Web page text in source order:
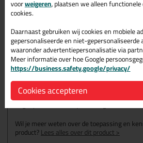
Sikaflex 84 UV+
300ml in Bruin
Zoek je kit in een specifieke kleur?
beglazingskit Sikaflex 84 UV+ koker 300ml in
gebruiken voor verschillende toepassingen.
veelzijdige kit welke makkelijk te verwerken
bijpassende kleur zoekt met gegarandeerd
Bestel de Sikaflex 84 UV+ koker 300ml in
nog! Op voorraad en op werkdagen besteld
Wil je meer weten over de toepassing en
product?Lees alles over dit product >
voorweigeren, plaatsen we alleen
cookies.
Daarnaast gebruiken wij cookies en mobiele
gepersonaliseerde en niet-
waaronder advertentiepersonalisatie via
Meer informatie over hoe Google
https://business.safety.google/privacy/
Cookies accepteren